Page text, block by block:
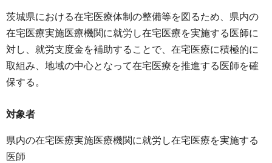
茨城県における在宅医療体制の整備等を図るため、県内の
在宅医療実施医療機関に就労し在宅医療を実施する医師に
対し、就労支度金を補助することで、在宅医療に積極的に
取組み、地域の中心となって在宅医療を推進する医師を確
保する。
対象者
県内の在宅医療実施医療機関に就労し在宅医療を実施する
医師